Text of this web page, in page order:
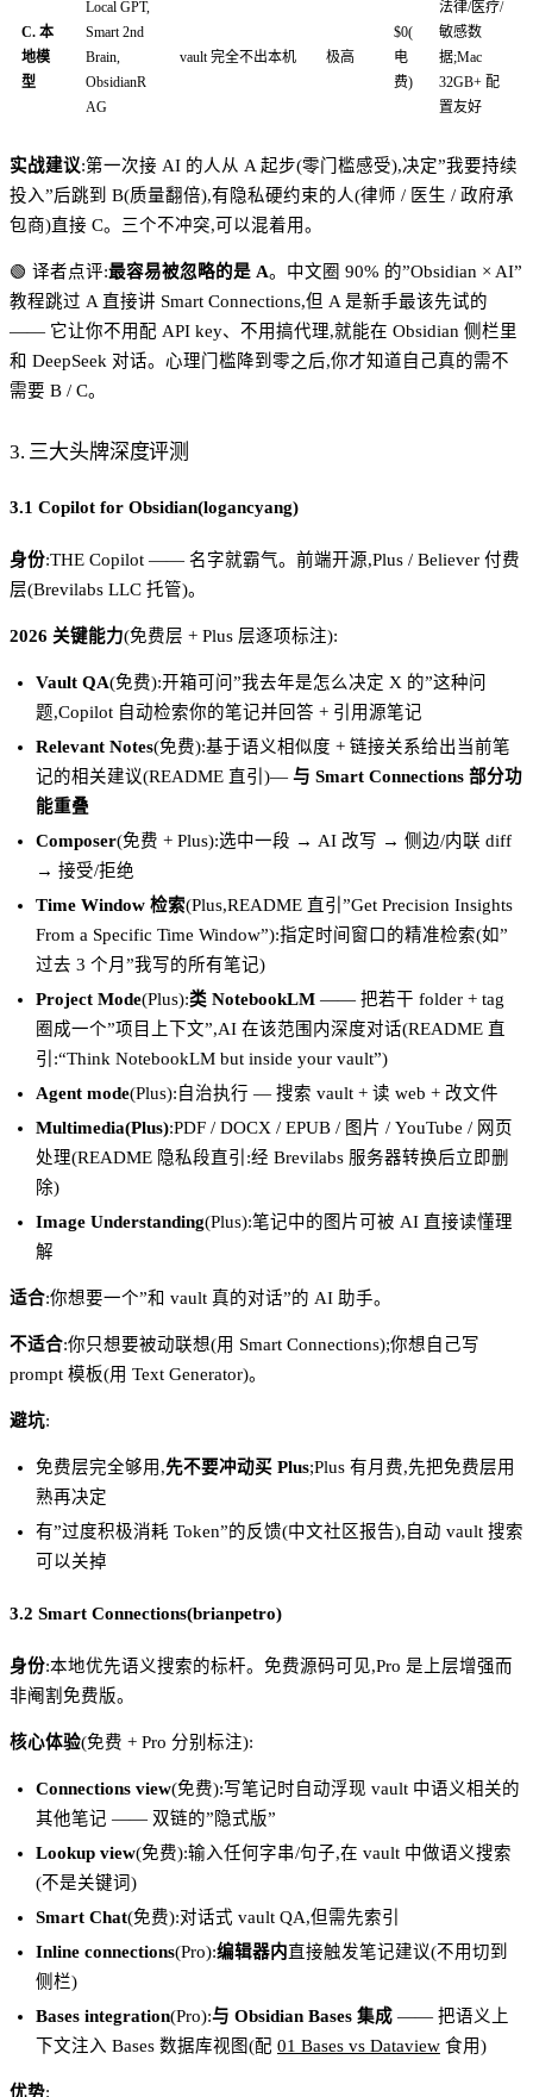
C. 本
地模
型
Local GPT,
Smart 2nd
Brain,
ObsidianR
AG
vault 完全不出本机 极高
$0(
电
费)
法律/医疗/
敏感数
据;Mac
32GB+ 配
置友好
实战建议:第一次接 AI 的人从 A 起步(零门槛感受),决定”我要持续
投入”后跳到 B(质量翻倍),有隐私硬约束的人(律师 / 医生 / 政府承
包商)直接 C。三个不冲突,可以混着用。
🟢 译者点评:最容易被忽略的是 A。中文圈 90% 的”Obsidian × AI”
教程跳过 A 直接讲 Smart Connections,但 A 是新手最该先试的
—— 它让你不用配 API key、不用搞代理,就能在 Obsidian 侧栏里
和 DeepSeek 对话。心理门槛降到零之后,你才知道自己真的需不
需要 B / C。
3. 三大头牌深度评测
3.1 Copilot for Obsidian(logancyang)
身份:THE Copilot —— 名字就霸气。前端开源,Plus / Believer 付费
层(Brevilabs LLC 托管)。
2026 关键能力(免费层 + Plus 层逐项标注):
Vault QA(免费):开箱可问”我去年是怎么决定 X 的”这种问
题,Copilot 自动检索你的笔记并回答 + 引用源笔记
Relevant Notes(免费):基于语义相似度 + 链接关系给出当前笔
记的相关建议(README 直引)— 与 Smart Connections 部分功
能重叠
Composer(免费 + Plus):选中一段 → AI 改写 → 侧边/内联 diff
→ 接受/拒绝
Time Window 检索(Plus,README 直引”Get Precision Insights
From a Specific Time Window”):指定时间窗口的精准检索(如”
过去 3 个月”我写的所有笔记)
Project Mode(Plus):类 NotebookLM —— 把若干 folder + tag
圈成一个”项目上下文”,AI 在该范围内深度对话(README 直
引:“Think NotebookLM but inside your vault”)
Agent mode(Plus):自治执行 — 搜索 vault + 读 web + 改文件
Multimedia(Plus):PDF / DOCX / EPUB / 图片 / YouTube / 网页
处理(README 隐私段直引:经 Brevilabs 服务器转换后立即删
除)
Image Understanding(Plus):笔记中的图片可被 AI 直接读懂理
解
适合:你想要一个”和 vault 真的对话”的 AI 助手。
不适合:你只想要被动联想(用 Smart Connections);你想自己写
prompt 模板(用 Text Generator)。
避坑:
免费层完全够用,先不要冲动买 Plus;Plus 有月费,先把免费层用
熟再决定
有”过度积极消耗 Token”的反馈(中文社区报告),自动 vault 搜索
可以关掉
3.2 Smart Connections(brianpetro)
身份:本地优先语义搜索的标杆。免费源码可见,Pro 是上层增强而
非阉割免费版。
核心体验(免费 + Pro 分别标注):
Connections view(免费):写笔记时自动浮现 vault 中语义相关的
其他笔记 —— 双链的”隐式版”
Lookup view(免费):输入任何字串/句子,在 vault 中做语义搜索
(不是关键词)
Smart Chat(免费):对话式 vault QA,但需先索引
Inline connections(Pro):编辑器内直接触发笔记建议(不用切到
侧栏)
Bases integration(Pro):与 Obsidian Bases 集成 —— 把语义上
下文注入 Bases 数据库视图(配 01 Bases vs Dataview 食用)
优势: